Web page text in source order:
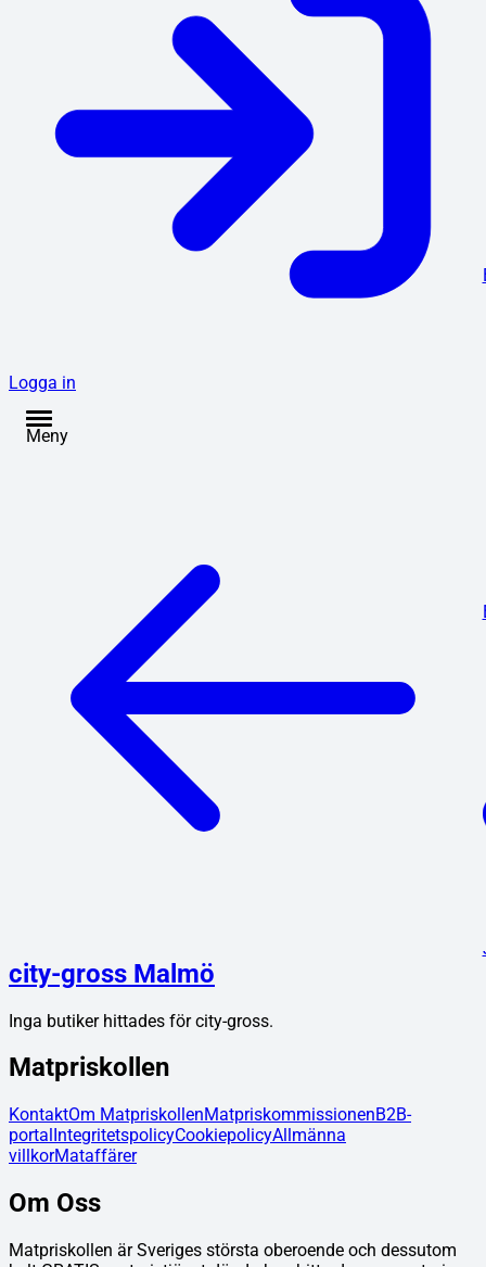
Logga in
Meny
city-gross Malmö
Inga butiker hittades förcity-gross.
Matpriskollen
KontaktOm MatpriskollenMatpriskommissionenB2B-
portal IntegritetspolicyCookiepolicyAllmänna
villkorMataffärer
Om Oss
Matpriskollen är Sveriges största oberoende och dessutom